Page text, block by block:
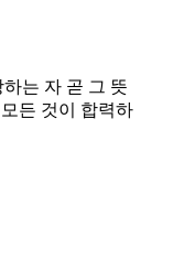
는 자 곧 그 뜻
든 것이 합력하